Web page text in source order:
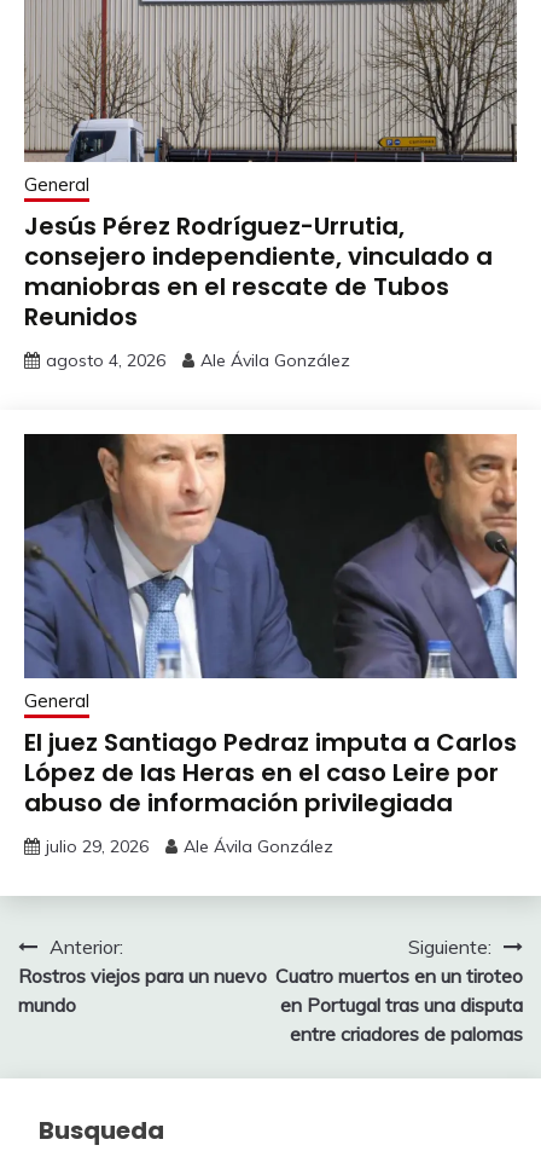
General
Jesús Pérez Rodríguez-Urrutia,
consejero independiente, vinculado a
maniobras en el rescate de Tubos
Reunidos
agosto 4, 2026 Ale Ávila González
General
El juez Santiago Pedraz imputa a Carlos
López de las Heras en el caso Leire por
abuso de información privilegiada
julio 29, 2026 Ale Ávila González
Navegación
de
Anterior:
Rostros viejos para un nuevo
mundo
Siguiente:
Cuatro muertos en un tiroteo
en Portugal tras una disputa
entre criadores de palomas
Busqueda